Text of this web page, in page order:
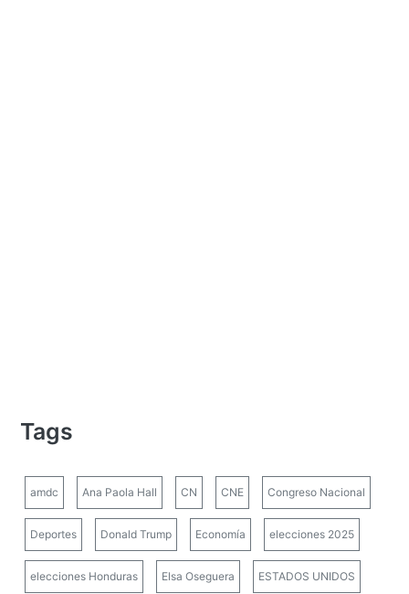
Tags
amdc Ana Paola Hall CN CNE Congreso Nacional
Deportes Donald Trump Economía elecciones 2025
elecciones Honduras Elsa Oseguera ESTADOS UNIDOS